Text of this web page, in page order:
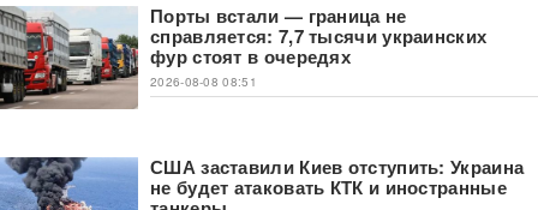
Порты встали — граница не
справляется: 7,7 тысячи украинских
фур стоят в очередях
2026-08-08 08:51
США заставили Киев отступить: Украина
не будет атаковать КТК и иностранные